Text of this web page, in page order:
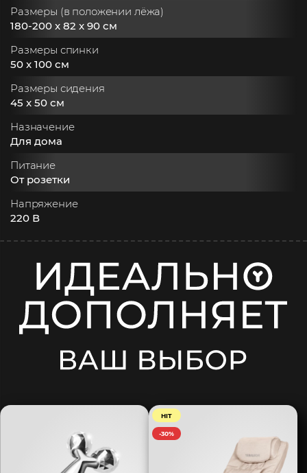
Размеры (в положении лёжа)
180-200 x 82 x 90 см
Размеры спинки
50 x 100 см
Размеры сидения
45 x 50 см
Назначение
Для дома
Питание
От розетки
Напряжение
220 В
HIT
-30%